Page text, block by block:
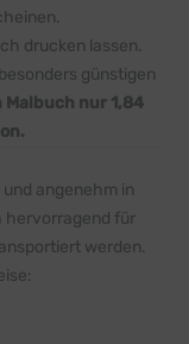
drucken lassen.
günstigen
Malbuch nur 1,84
angenehm in
hervorragend für
werden.